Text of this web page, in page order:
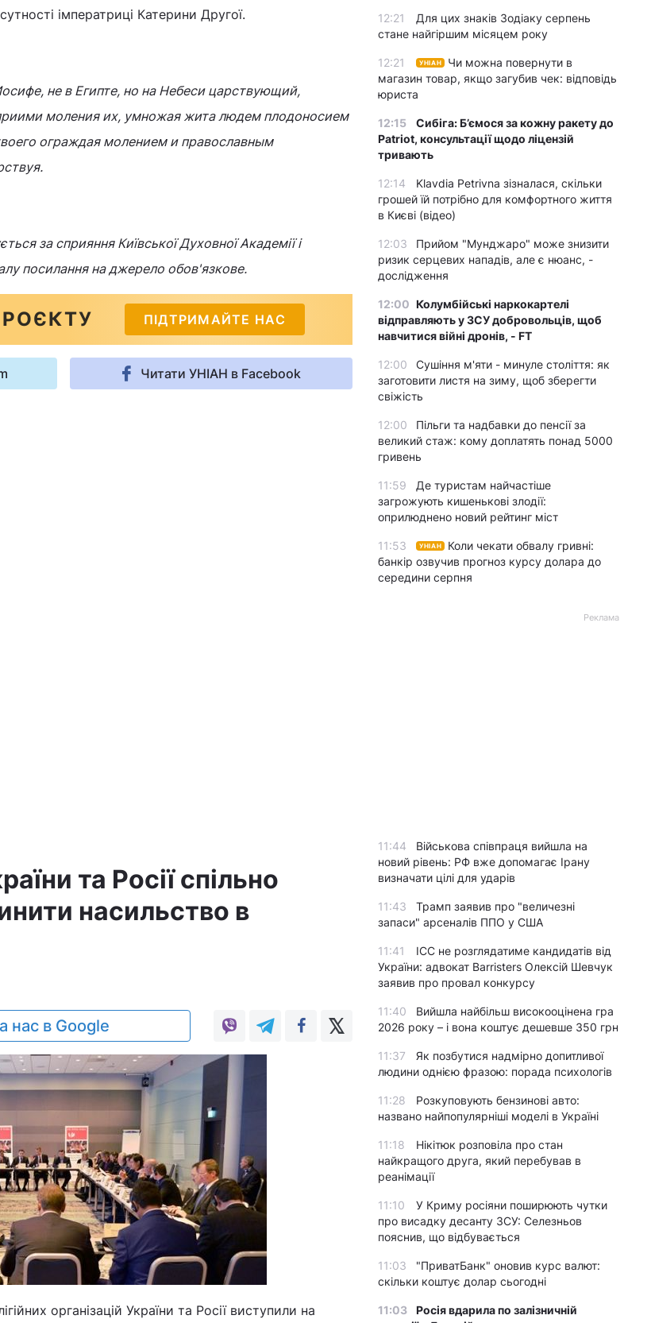
імператриці Катерини Другої.
не в Египте, но на Небеси царствующий,
моления их, умножая жита людем плодоносием
ограждая молением и православным
за сприяння Київської Духовної Академії і
посилання на джерело обов'язкове.
ПІДТРИМАЙТЕ НАС
Читати УНІАН в Facebook
та Росії спільно
насильство в
нас в Google
організацій України та Росії виступили на
12:21
Для цих знаків Зодіаку серпень
стане найгіршим місяцем року
12:21 УНІАН
Чи можна повернути в
магазин товар, якщо загубив чек: відповідь
юриста
12:15
Сибіга: Б’ємося за кожну ракету до
Patriot, консультації щодо ліцензій
тривають
12:14
Klavdia Petrivna зізналася, скільки
грошей їй потрібно для комфортного життя
в Києві (відео)
12:03
Прийом "Мунджаро" може знизити
ризик серцевих нападів, але є нюанс, -
дослідження
12:00 Колумбійські наркокартелі
відправляють у ЗСУ добровольців, щоб
навчитися війні дронів, - FT
12:00
Сушіння м'яти - минуле століття: як
заготовити листя на зиму, щоб зберегти
свіжість
12:00
Пільги та надбавки до пенсії за
великий стаж: кому доплатять понад 5000
гривень
11:59
Де туристам найчастіше
загрожують кишенькові злодії:
оприлюднено новий рейтинг міст
11:53 УНІАН
Коли чекати обвалу гривні:
банкір озвучив прогноз курсу долара до
середини серпня
Реклама
11:44
Військова співпраця вийшла на
новий рівень: РФ вже допомагає Ірану
визначати цілі для ударів
11:43
Трамп заявив про "величезні
запаси" арсеналів ППО у США
11:41
ICC не розглядатиме кандидатів від
України: адвокат Barristers Олексій Шевчук
заявив про провал конкурсу
11:40
Вийшла найбільш високооцінена гра
2026 року – і вона коштує дешевше 350 грн
11:37
Як позбутися надмірно допитливої
людини однією фразою: порада психологів
11:28
Розкуповують бензинові авто:
названо найпопулярніші моделі в Україні
11:18
Нікітюк розповіла про стан
найкращого друга, який перебував в
реанімації
11:10
У Криму росіяни поширюють чутки
про висадку десанту ЗСУ: Селезньов
пояснив, що відбувається
11:03
"ПриватБанк" оновив курс валют:
скільки коштує долар сьогодні
11:03
Росія вдарила по залізничній